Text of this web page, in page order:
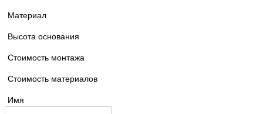
Материал
Высота основания
Стоимость монтажа
Стоимость материалов
Имя